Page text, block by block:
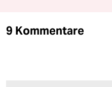
9 Kommentare